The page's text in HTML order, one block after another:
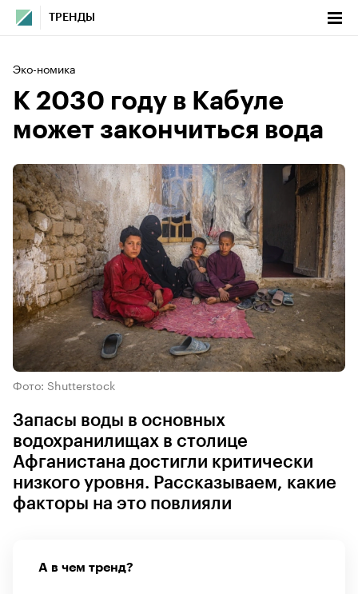
ТРЕНДЫ
Эко-номика
К 2030 году в Кабуле
может закончиться вода
Фото: Shutterstock
Запасы воды в основных
водохранилищах в столице
Афганистана достигли критически
низкого уровня. Рассказываем, какие
факторы на это повлияли
А в чем тренд?